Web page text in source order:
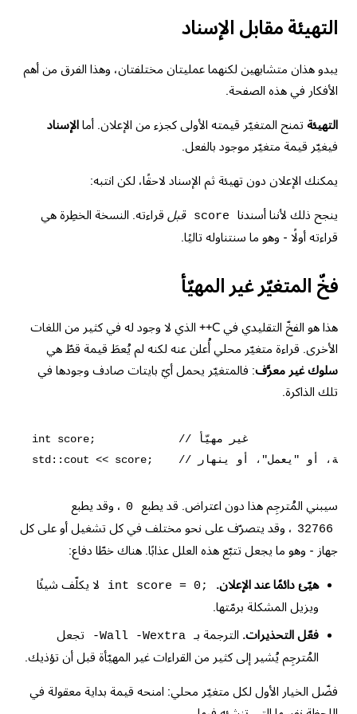
التهيئة مقابل الإسناد
يبدو هذان متشابهين لكنهما عمليتان مختلفتان، وهذا الفرق من أهم
الأفكار في هذه الصفحة.
التهيئة تمنح المتغيّر قيمته الأولى كجزء من الإعلان. أما الإسناد
فيغيّر قيمة متغيّر موجود بالفعل.
يمكنك الإعلان دون تهيئة ثم الإسناد لاحقًا، لكن انتبه:
ينجح ذلك لأننا أسندنا score قبل قراءته. النسخة الخطِرة هي
قراءته أولًا - وهو ما سنتناوله تاليًا.
فخّ المتغيّر غير المهيّأ
هذا هو الفخّ التقليدي في C++ الذي لا وجود له في كثير من اللغات
الأخرى. قراءة متغيّر محلي أُعلن عنه لكنه لم يُعطَ قيمة قطّ هي
سلوك غير معرَّف: فالمتغيّر يحمل أيّ بايتات صادف وجودها في
تلك الذاكرة.
int score;             // غير مهيّأ
سيبني المُترجِم هذا دون اعتراض. قد يطبع 0 ، وقد يطبع
32766 ، وقد يتصرّف على نحو مختلف في كل تشغيل أو على كل
جهاز - وهو ما يجعل تتبّع هذه العلل عذابًا. هناك خطّا دفاع:
هيّئ دائمًا عند الإعلان. int score = 0;
لا يكلّف شيئًا
ويزيل المشكلة برمّتها.
فعّل التحذيرات. الترجمة بـ -Wall -Wextra
تجعل
المُترجِم يُشير إلى كثير من القراءات غير المهيّأة قبل أن تؤذيك.
فضّل الخيار الأول لكل متغيّر محلي: امنحه قيمة بداية معقولة في